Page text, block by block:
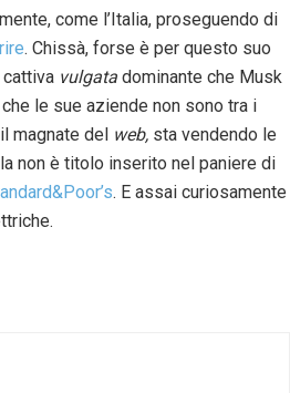
come l’Italia, proseguendo di
. Chissà, forse è per questo suo
vulgata dominante che Musk
le sue aziende non sono tra i
magnate del web, sta vendendo le
non è titolo inserito nel paniere di
. E assai curiosamente